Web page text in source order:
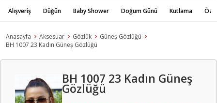
Alışveriş Düğün Baby Shower Doğum Günü Kutlama
Anasayfa Aksesuar Gözlük
Güneş Gözlüğü
BH 1007 23 Kadın Güneş Gözlüğü
BH 1007 23 Kadın Güneş
Gözlüğü